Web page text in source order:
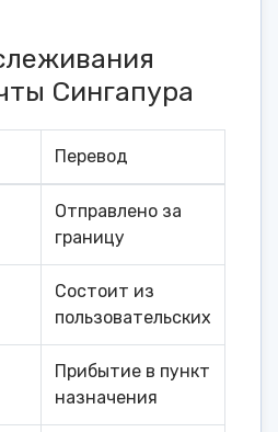
Сингапура
Перевод
Отправлено за
границу
Состоит из
пользовательских
Прибытие в пункт
назначения